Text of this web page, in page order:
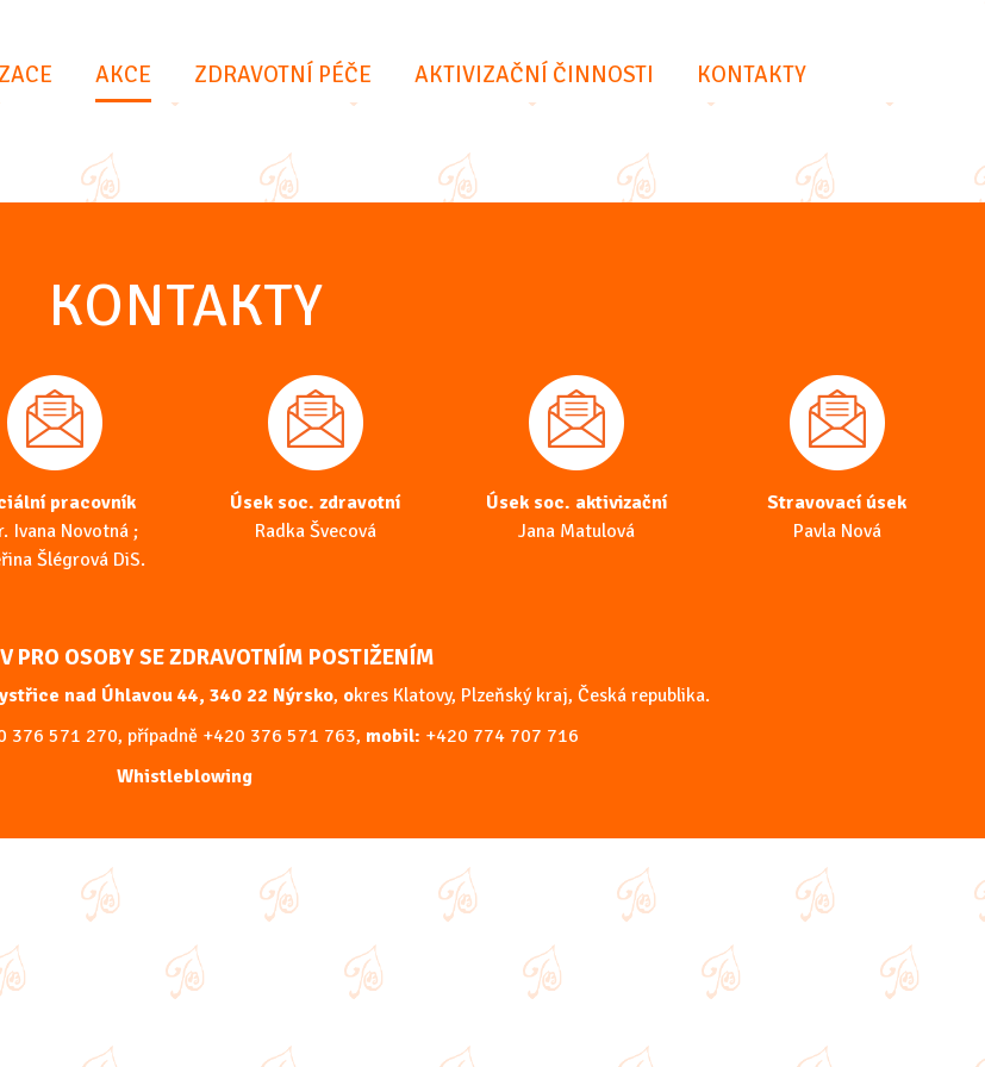
AKCE (VYBRÁNO)
ZDRAVOTNÍ PÉČE AKTIVIZAČNÍ ČINNOSTI KONTAKTY
KONTAKTY
pracovník
Ivana Novotná ;
Šlégrová DiS.
Úsek soc. zdravotní
Radka Švecová
Úsek soc. aktivizační
Jana Matulová
Stravovací úsek
Pavla Nová
PRO OSOBY SE ZDRAVOTNÍM POSTIŽENÍM
nad Úhlavou 44, 340 22 Nýrsko, okres Klatovy, Plzeňský kraj, Česká republika.
376 571 270, případně +420 376 571 763, mobil: +420 774 707 716
Whistleblowing